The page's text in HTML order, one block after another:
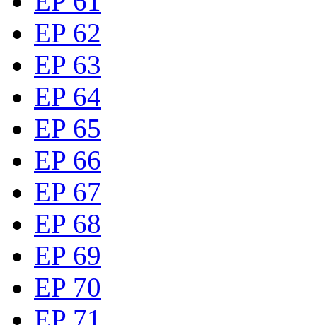
EP 62
EP 63
EP 64
EP 65
EP 66
EP 67
EP 68
EP 69
EP 70
EP 71